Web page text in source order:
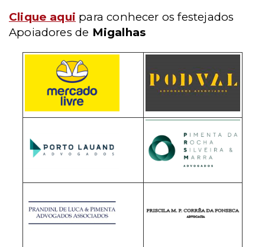
Clique aqui para conhecer os festejados
Apoiadores de Migalhas